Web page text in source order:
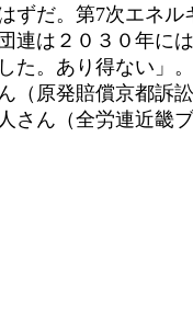
だ。第7次エネル
は２０３０年に
た。あり得ない」。
原発賠償京都訴
ん（全労連近畿